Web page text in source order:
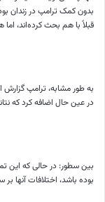
بدون کمک ترامپ در زندان
قبلاً با هم بحث کرده‌اند،
به طور مشابه، ترامپ
در عین حال اضافه کرد که
بین سطور: در حالی که این
بوده باشد، اختلافات آنها